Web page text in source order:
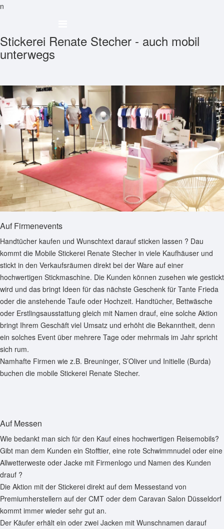
n
Stickerei Renate Stecher - auch mobil
unterwegs
Auf Firmenevents
Handtücher kaufen und Wunschtext darauf sticken lassen ? Dau
kommt die Mobile Stickerei Renate Stecher in viele Kaufhäuser und
stickt in den Verkaufsräumen direkt bei der Ware auf einer
hochwertigen Stickmaschine. Die Kunden können zusehen wie gestickt
wird und das bringt Ideen für das nächste Geschenk für Tante Frieda
oder die anstehende Taufe oder Hochzeit. Handtücher, Bettwäsche
oder Erstlingsausstattung gleich mit Namen drauf, eine solche Aktion
bringt Ihrem Geschäft viel Umsatz und erhöht die Bekanntheit, denn
ein solches Event über mehrere Tage oder mehrmals im Jahr spricht
sich rum.
Namhafte Firmen wie z.B. Breuninger, S’Oliver und Initielle (Burda)
buchen die mobile Stickerei Renate Stecher.
Auf Messen
Wie bedankt man sich für den Kauf eines hochwertigen Reisemobils?
Gibt man dem Kunden ein Stofftier, eine rote Schwimmnudel oder eine
Allwetterweste oder Jacke mit Firmenlogo und Namen des Kunden
drauf ?
Die Aktion mit der Stickerei direkt auf dem Messestand von
Premiumherstellern auf der CMT oder dem Caravan Salon Düsseldorf
kommt immer wieder sehr gut an.
Der Käufer erhält ein oder zwei Jacken mit Wunschnamen darauf